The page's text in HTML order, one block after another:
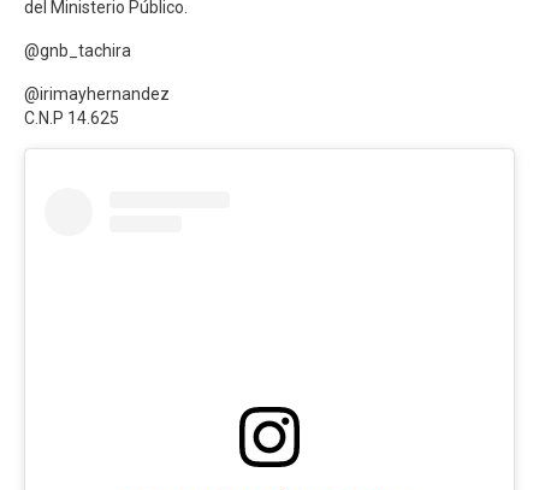
del Ministerio Público.
@gnb_tachira
@irimayhernandez
C.N.P 14.625